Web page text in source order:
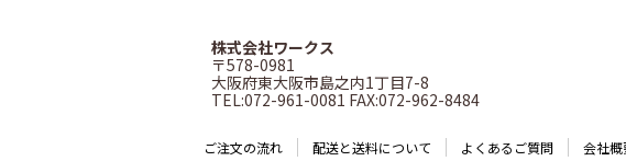
株式会社ワークス
〒578-0981
大阪府東大阪市島之内1丁目7-8
TEL:072-961-0081 FAX:072-962-8484
ご注文の流れ 配送と送料について よくあるご質問 会社概